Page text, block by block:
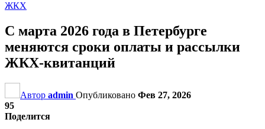
ЖКХ
С марта 2026 года в Петербурге
меняются сроки оплаты и рассылки
ЖКХ-квитанций
Автор admin Опубликовано Фев 27, 2026
95
Поделится